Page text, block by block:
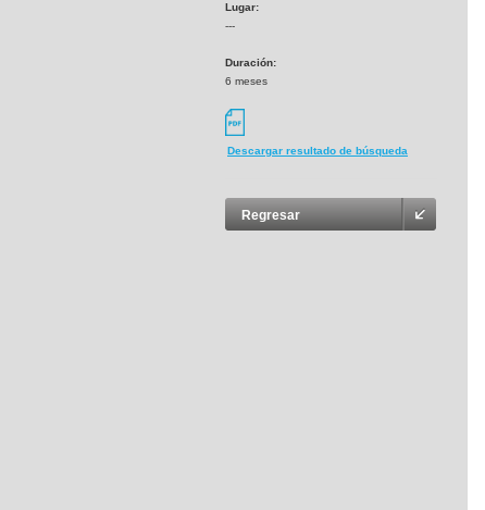
Lugar:
---
Duración:
6 meses
Descargar resultado de búsqueda
Regresar